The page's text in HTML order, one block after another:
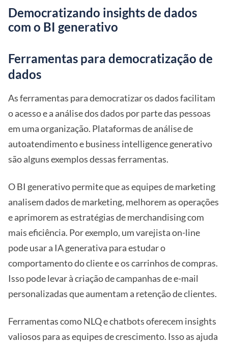
Democratizando insights de dados
com o BI generativo
Ferramentas para democratização de
dados
As ferramentas para democratizar os dados facilitam
o acesso e a análise dos dados por parte das pessoas
em uma organização. Plataformas de análise de
autoatendimento e business intelligence generativo
são alguns exemplos dessas ferramentas.
O BI generativo permite que as equipes de marketing
analisem dados de marketing, melhorem as operações
e aprimorem as estratégias de merchandising com
mais eficiência. Por exemplo, um varejista on-line
pode usar a IA generativa para estudar o
comportamento do cliente e os carrinhos de compras.
Isso pode levar à criação de campanhas de e-mail
personalizadas que aumentam a retenção de clientes.
Ferramentas como NLQ e chatbots oferecem insights
valiosos para as equipes de crescimento. Isso as ajuda